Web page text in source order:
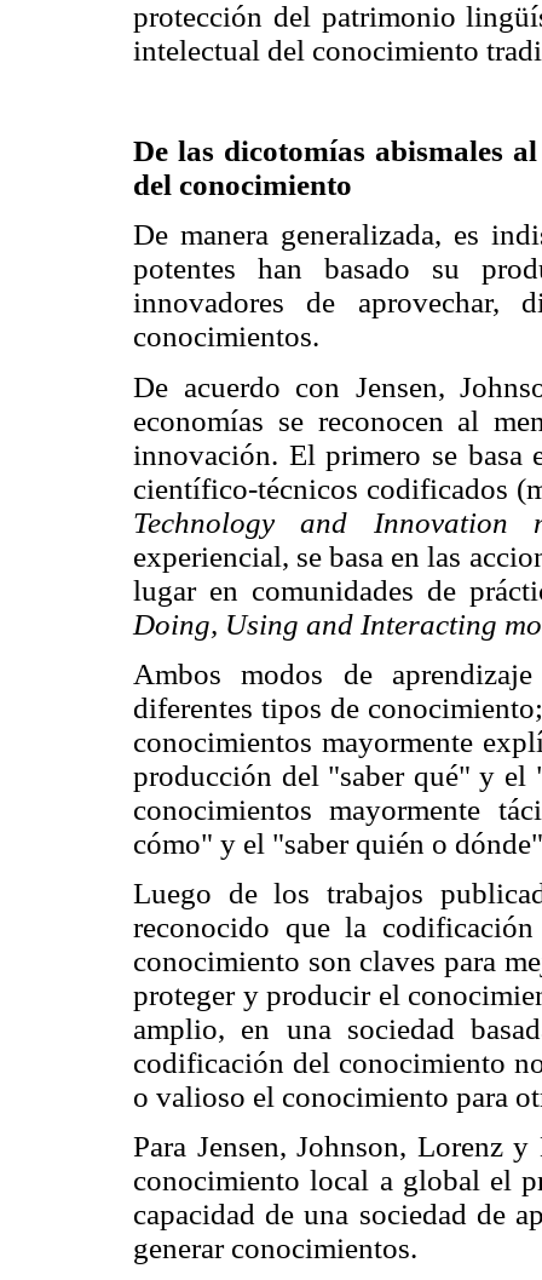
protección del patrimonio
intelectual del conocimiento
De las dicotomías abismales
del conocimiento
De manera generalizada, es
potentes han basado su
innovadores de aprovechar,
conocimientos.
De acuerdo con Jensen,
economías se reconocen al
innovación. El primero se basa
científico-técnicos codificados
Technology and Innovation
experiencial, se basa en las
lugar en comunidades de
Doing, Using and Interacting
Ambos modos de
diferentes tipos de
conocimientos mayormente
producción del "saber qué" y el
conocimientos mayormente
cómo" y el "saber quién o
Luego de los trabajos
reconocido que la
conocimiento son claves para
proteger y producir el
amplio, en una sociedad
codificación del conocimiento
o valioso el conocimiento para
Para Jensen, Johnson, Lorenz
conocimiento local a global el
capacidad de una sociedad de
generar conocimientos.